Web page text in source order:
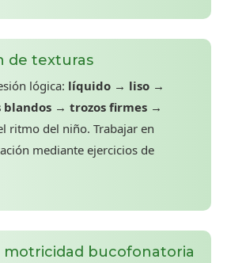
de texturas
lógica: líquido → liso →
→ trozos firmes →
ritmo del niño. Trabajar en
mediante ejercicios de
motricidad bucofonatoria